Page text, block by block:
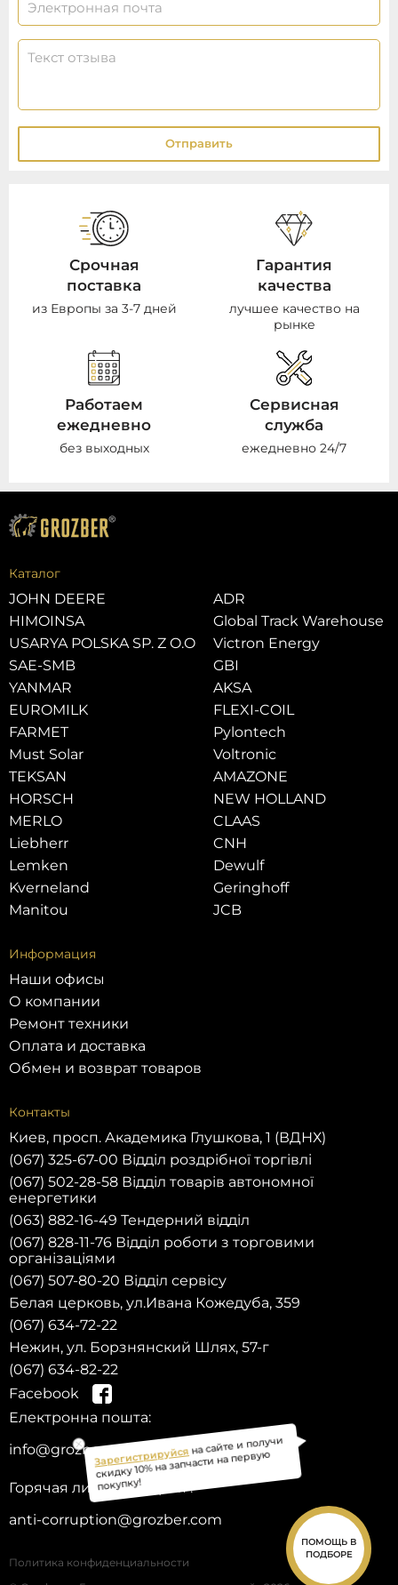
Отправить
Срочная
поставка
из Европы за 3-7 дней
Гарантия
качества
лучшее качество на
рынке
Работаем
ежедневно
без выходных
Сервисная
служба
ежедневно 24/7
ПОМОЩЬ В
ПОДБОРЕ
Каталог
JOHN DEERE
HIMOINSA
USARYA POLSKA SP. Z O.O
SAE-SMB
YANMAR
EUROMILK
FARMET
Must Solar
TEKSAN
HORSCH
MERLO
Liebherr
Lemken
Kverneland
Manitou
ADR
Global Track Warehouse
Victron Energy
GBI
AKSA
FLEXI-COIL
Pylontech
Voltronic
AMAZONE
NEW HOLLAND
CLAAS
CNH
Dewulf
Geringhoff
JCB
Информация
Наши офисы
О компании
Ремонт техники
Оплата и доставка
Обмен и возврат товаров
Контакты
Киев, просп. Академика Глушкова, 1 (ВДНХ)
(067) 325-67-00 Відділ роздрібної торгівлі
(067) 502-28-58 Відділ товарів автономної
енергетики
(063) 882-16-49 Тендерний відділ
(067) 828-11-76 Відділ роботи з торговими
організаціями
(067) 507-80-20 Відділ сервісу
Белая церковь, ул.Ивана Кожедуба, 359
(067) 634-72-22
Нежин, ул. Борзнянский Шлях, 57-г
(067) 634-82-22
Facebook
Електронна пошта:
info@grozber.com
Горячая линия доверия :
anti-corruption@grozber.com
Политика конфиденциальности
Зарегистрируйсяна сайте и получи
скидку 10% на запчасти на первую
покупку!